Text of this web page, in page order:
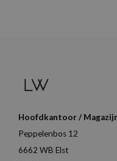
Hoofdkantoor /
Peppelenbos 12
6662 WB Elst